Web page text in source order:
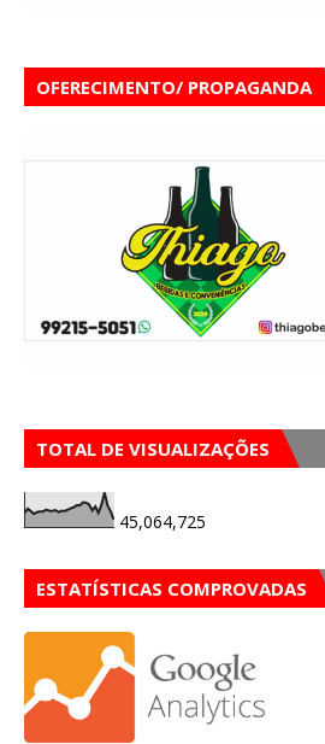
OFERECIMENTO/ PROPAGANDA
TOTAL DE VISUALIZAÇÕES
45,064,725
ESTATÍSTICAS COMPROVADAS